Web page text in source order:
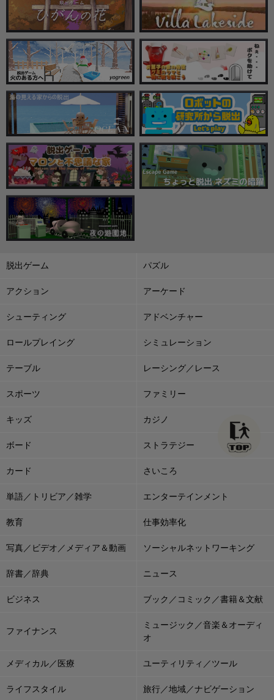
脱出ゲーム パズル
アクション アーケード
シューティング アドベンチャー
ロールプレイング シミュレーション
テーブル レーシング／レース
スポーツ ファミリー
キッズ カジノ
ボード ストラテジー
カード さいころ
単語／トリビア／雑学 エンターテインメント
教育 仕事効率化
写真／ビデオ／メディア＆動画 ソーシャルネットワーキング
辞書／辞典 ニュース
ビジネス ブック／コミック／書籍＆文献
ファイナンス
ミュージック／音楽＆オーディ
オ
メディカル／医療 ユーティリティ／ツール
ライフスタイル 旅行／地域／ナビゲーション